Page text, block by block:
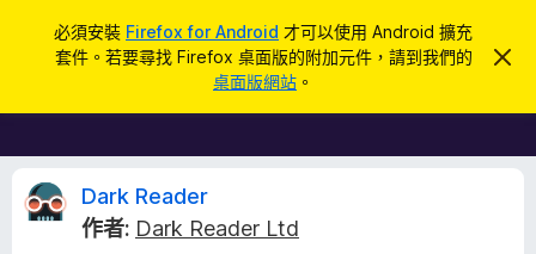
必須安裝 Firefox for Android 才可以使用 Android 擴充
套件。若要尋找 Firefox 桌面版的附加元件，請到我們的
桌面版網站 。
忽
通
F
i
e
x
D
Dark Reader
作者: Dark Reader Ltd